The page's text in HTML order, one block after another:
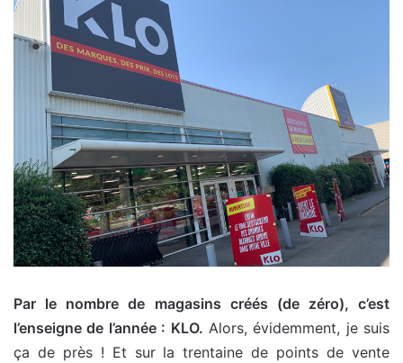
Par le nombre de magasins créés (de zéro), c’est
l’enseigne de l’année : KLO. Alors, évidemment, je suis
ça de près ! Et sur la trentaine de points de vente